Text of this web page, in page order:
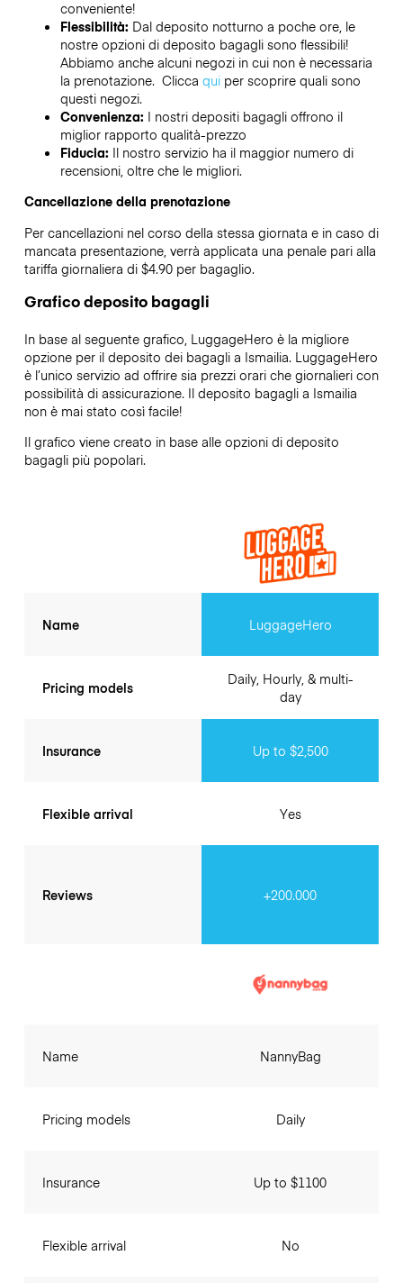
conveniente!
Flessibilità: Dal deposito notturno a poche ore, le
nostre opzioni di deposito bagagli sono flessibili!
Abbiamo anche alcuni negozi in cui non è necessaria
la prenotazione. Clicca quiper scoprire quali sono
questi negozi.
Convenienza: I nostri depositi bagagli offrono il
miglior rapporto qualità-prezzo
Fiducia: Il nostro servizio ha il maggior numero di
recensioni, oltre che le migliori.
Cancellazione della prenotazione
Per cancellazioni nel corso della stessa giornata e in caso di
mancata presentazione, verrà applicata una penale pari alla
tariffa giornaliera di $4.90 per bagaglio.
Grafico deposito bagagli
In base al seguente grafico, LuggageHero è la migliore
opzione per il deposito dei bagagli a Ismailia. LuggageHero
è l’unico servizio ad offrire sia prezzi orari che giornalieri con
possibilità di assicurazione. Il deposito bagagli a Ismailia
non è mai stato così facile!
Il grafico viene creato in base alle opzioni di deposito
bagagli più popolari.
Name
Pricing models
Insurance
Flexible arrival
Reviews
LuggageHero
Daily, Hourly, & multi-
day
Up to $2,500
Yes
+200.000
Name
Pricing models
Insurance
Flexible arrival
NannyBag
Daily
Up to $1100
No